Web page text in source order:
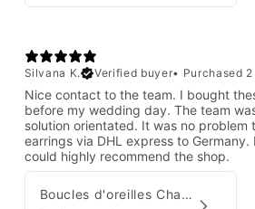
Silvana K.
Verified buyer• Purchased
Nice contact to the team. I bought
before my wedding day. The team
solution orientated. It was no problem
earrings via DHL express to Germany.
could highly recommend the shop.
Boucles d'oreilles Chanel par Karl Lagerfeld 2008